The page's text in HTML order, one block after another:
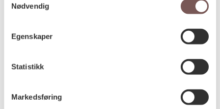
Nødvendig
Egenskaper
Statistikk
Markedsføring
inngang Løkkeveien,